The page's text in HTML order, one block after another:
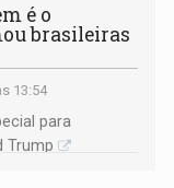
é o
brasileiras
13:54
para
Trump